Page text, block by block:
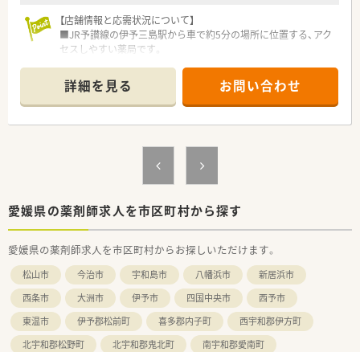
【店舗情報と応需状況について】
■JR予讃線の伊予三島駅から車で約5分の場所に位置する、アク
セスしやすい薬局です。
ており、1日平均120枚の処方箋に対応します。
■薬剤師は常勤で5名、事務員は2名が在籍しており、複数名体制
で安心して業務に臨めます。
■今回は組織体制の強化に伴う募集となり、即戦力としてご活躍
いただける経験者の方を求めております。
■患者さま一人ひとりと真摯に向き合い、丁寧なコミュニケーシ
【法人特徴について】
■福岡県に本社を置き、全国43都道府県に680店舗以上を展開し
ている大手調剤薬局チェーンです。
■医療機関の開業支援事業も手掛けており、クリニックとの良好
な関係を築き「医薬連携」を積極的に推進しています。
■健康サポート薬局の届出数は全国でもトップクラスで、地域住
民の健康に貢献するかかりつけ薬局を目指しております。
詳細を見る お問い合わせ
愛媛県の薬剤師求人を市区町村から探す
愛媛県の薬剤師求人を市区町村からお探しいただけます。
松山市 今治市 宇和島市 八幡浜市
新居浜市
西条市
大洲市 伊予市 四国中央市
西予市
東温市
伊予郡松前町 喜多郡内子町
西宇和郡伊方町
北宇和郡松野町
北宇和郡鬼北町 南宇和郡愛南町